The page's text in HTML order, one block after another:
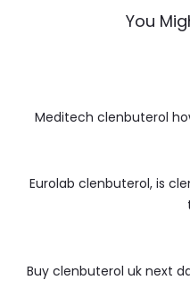
You
Meditech clenbuterol
Eurolab clenbuterol, is
Buy clenbuterol uk next